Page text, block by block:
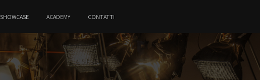
SHOWCASE ACADEMY CONTATTI